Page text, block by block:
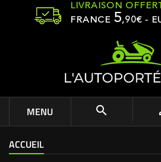
LIVRAISON
FRANCE 5,90€ -
MENU 
ACCUEIL